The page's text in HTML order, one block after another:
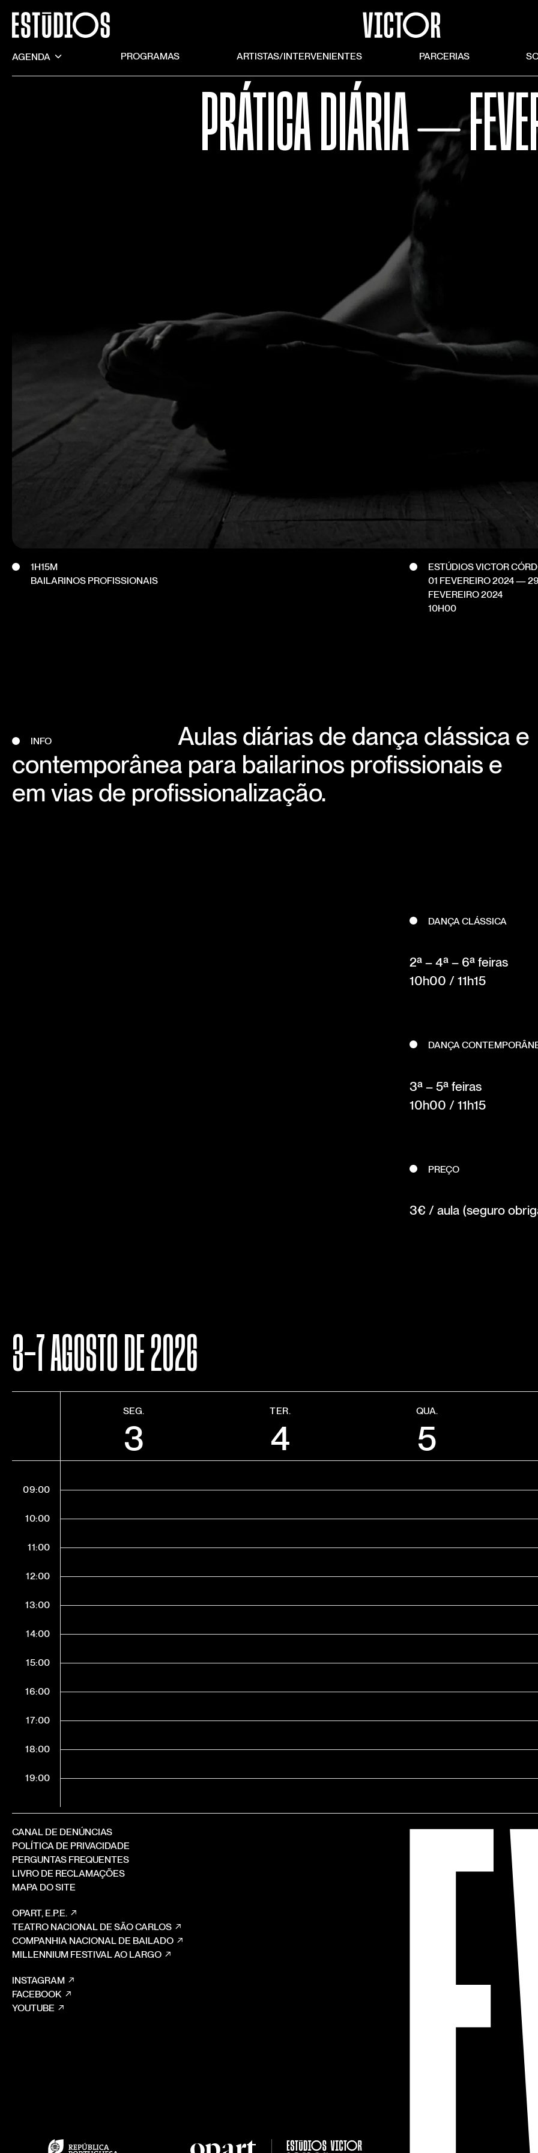
AGENDA PROGRAMAS ARTISTAS/INTERVENIENTES PARCERIAS
PRÁTICA DIÁRIA ⏤
1H15M
BAILARINOS PROFISSIONAIS
ESTÚDIOS VICTOR
01 FEVEREIRO 2024—
FEVEREIRO 2024
10H00
INFO
Aulas diárias de dança clássica e
contemporânea para bailarinos profissionais e
em vias de profissionalização.
DANÇA CLÁSSICA
2ª – 4ª – 6ª feiras
10h00 / 11h15
DANÇA
3ª – 5ª feiras
10h00 / 11h15
PREÇO
3€ / aula (seguro
3-7 AGOSTO DE 2026
SEG.
3
TER.
4
QUA.
5
09:00
10:00
11:00
12:00
13:00
14:00
15:00
16:00
17:00
18:00
19:00
CANAL DE DENÚNCIAS
POLÍTICA DE PRIVACIDADE
PERGUNTAS FREQUENTES
LIVRO DE RECLAMAÇÕES
MAPA DO SITE
OPART, E.P.E.
TEATRO NACIONAL DE SÃO CARLOS
COMPANHIA NACIONAL DE BAILADO
MILLENNIUM FESTIVAL AO LARGO
INSTAGRAM
FACEBOOK
YOUTUBE